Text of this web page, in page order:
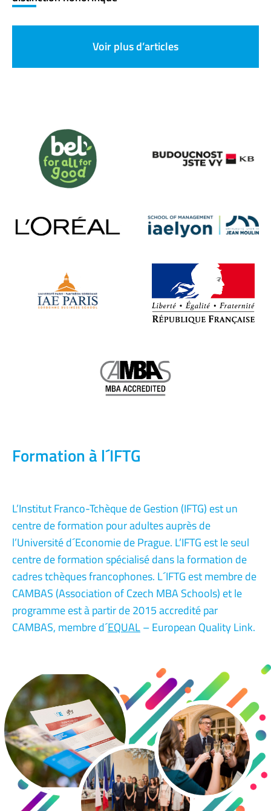
Voir plus d’articles
Formation à l´IFTG
L’Institut Franco-Tchèque de Gestion (IFTG) est un
centre de formation pour adultes auprès de
l’Université d´Economie de Prague. L’IFTG est le seul
centre de formation spécialisé dans la formation de
cadres tchèques francophones. L´IFTG est membre de
CAMBAS (Association of Czech MBA Schools) et le
programme est à partir de 2015 accredité par
CAMBAS, membre d´EQUAL– European Quality Link.